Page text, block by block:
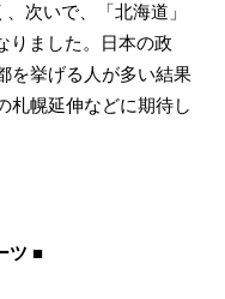
次いで、「北海道」
りました。日本の政
を挙げる人が多い結果
札幌延伸などに期待し
ツ ■